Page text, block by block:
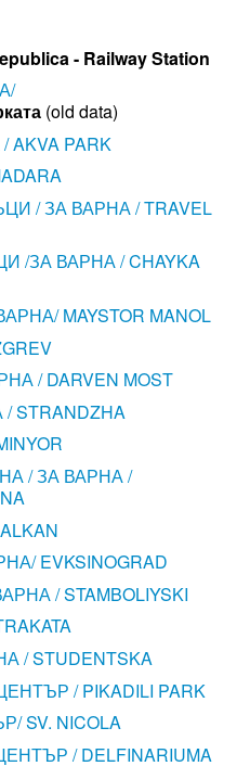
- Railway Station
(old data)
PARK
/ ЗА ВАРНА / TRAVEL
/ЗА ВАРНА / CHAYKA
MAYSTOR MANOL
/ DARVEN MOST
/ ЗА ВАРНА /
EVKSINOGRAD
/ STAMBOLIYSKI
/ STUDENTSKA
/ PIKADILI PARK
SV. NICOLA
/ DELFINARIUMA